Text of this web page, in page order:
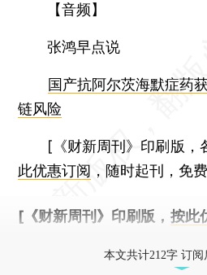
【音频】
张鸿早点说
国产抗阿尔茨海默症药
链风险
[《财新周刊》印刷版，
此优惠订阅 ，随时起刊，免
[《财新周刊》印刷版， 按此
本文共计212字 订